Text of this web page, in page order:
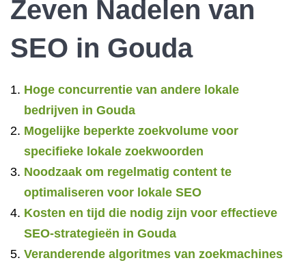
Zeven Nadelen van
SEO in Gouda
Hoge concurrentie van andere lokale
bedrijven in Gouda
Mogelijke beperkte zoekvolume voor
specifieke lokale zoekwoorden
Noodzaak om regelmatig content te
optimaliseren voor lokale SEO
Kosten en tijd die nodig zijn voor effectieve
SEO-strategieën in Gouda
Veranderende algoritmes van zoekmachines